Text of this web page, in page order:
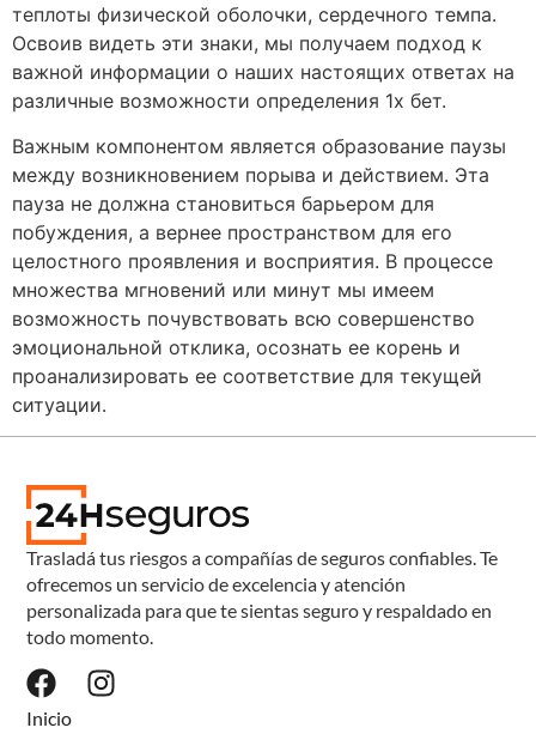
теплоты физической оболочки, сердечного темпа.
Освоив видеть эти знаки, мы получаем подход к
важной информации о наших настоящих ответах на
различные возможности определения 1х бет.
Важным компонентом является образование паузы
между возникновением порыва и действием. Эта
пауза не должна становиться барьером для
побуждения, а вернее пространством для его
целостного проявления и восприятия. В процессе
множества мгновений или минут мы имеем
возможность почувствовать всю совершенство
эмоциональной отклика, осознать ее корень и
проанализировать ее соответствие для текущей
ситуации.
Trasladá tus riesgos a compañías de seguros confiables. Te
ofrecemos un servicio de excelencia y atención
personalizada para que te sientas seguro y respaldado en
todo momento.
Inicio